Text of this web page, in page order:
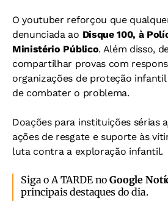
O youtuber reforçou que
denunciada ao Disque 100, à
Ministério Público. Além disso,
compartilhar provas com
organizações de proteção
de combater o problema.
Doações para instituições sérias
ações de resgate e suporte às
luta contra a exploração infantil.
Siga o A TARDE noGoogle
principais destaques do dia.